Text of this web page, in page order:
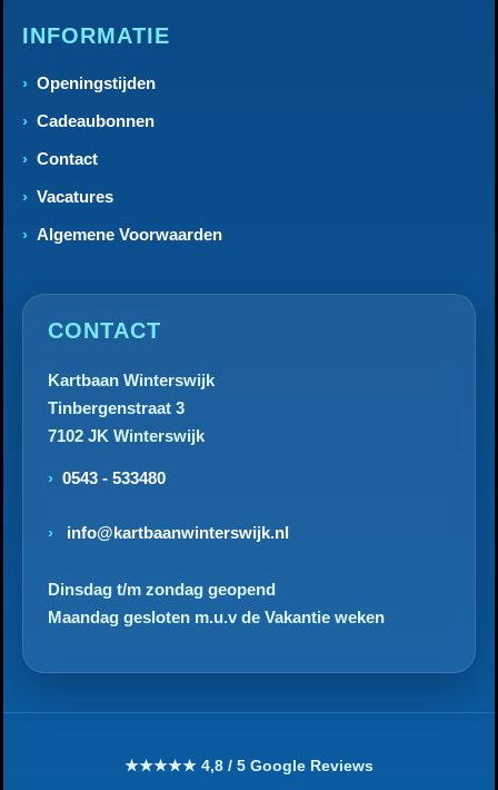
INFORMATIE
Openingstijden
Cadeaubonnen
Contact
Vacatures
Algemene Voorwaarden
CONTACT
Kartbaan Winterswijk
Tinbergenstraat 3
7102 JK Winterswijk
0543 - 533480
info@kartbaanwinterswijk.nl
Dinsdag t/m zondag geopend
Maandag gesloten m.u.v de Vakantie weken
★★★★★ 4,8 / 5 Google Reviews